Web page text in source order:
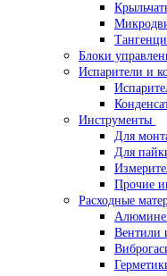
Блоки
Испарители и
Инструменты
Для
Для
Прочие
Расходные
Вентили